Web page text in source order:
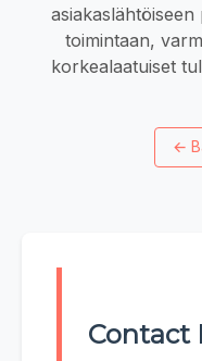
toimintaan,
korkealaatuiset
←
Contact